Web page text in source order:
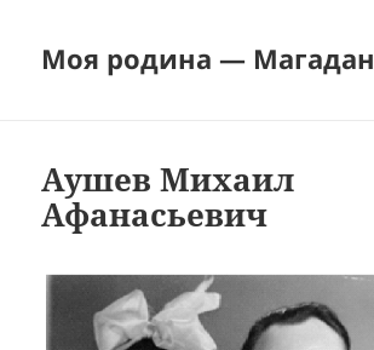
Моя родина — Магадан
Аушев Михаил
Афанасьевич